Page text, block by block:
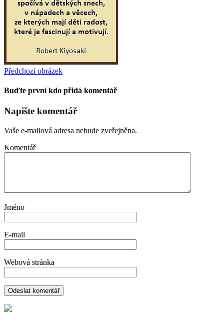
Předchozí obrázek
Buďte první kdo přidá komentář
Napište komentář
Vaše e-mailová adresa nebude zveřejněna.
Komentář
Jméno
E-mail
Webová stránka